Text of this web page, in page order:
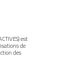
est
de
des